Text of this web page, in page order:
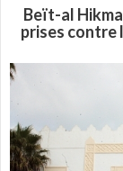
Beït-al
prises contre